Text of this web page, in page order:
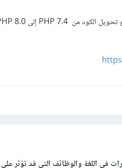
في اللغة والوظائف التي قد تؤثر على